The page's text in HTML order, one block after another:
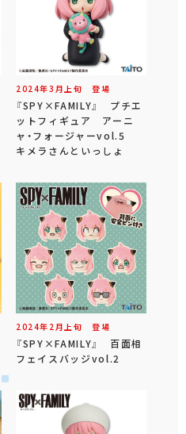
2024年3 月 上旬 登場
『SPY×FAMILY』 プチエ
ットフィギュア アーニ
ャ・フォージャーvol.5
キメラさんといっしょ
2024年 2 月 上旬 登場
『SPY×FAMILY』 百面相
フェイスバッジvol.2